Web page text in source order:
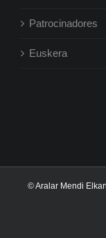
Patrocinadores
Euskera
© Aralar Mendi